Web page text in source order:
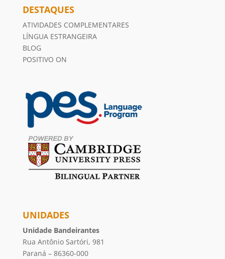
DESTAQUES
ATIVIDADES COMPLEMENTARES
LÍNGUA ESTRANGEIRA
BLOG
POSITIVO ON
UNIDADES
Unidade Bandeirantes
Rua Antônio Sartóri, 981
Paraná – 86360-000